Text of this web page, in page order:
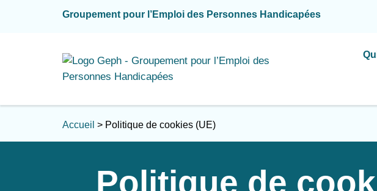
Groupement pour l’Emploi des Personnes Handicapées
Accueil > Politique de cookies (UE)
Politique de